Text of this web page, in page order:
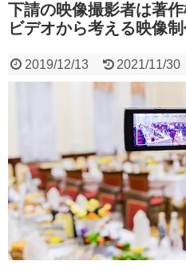
下請の映像撮影者は著
ビデオから考える映像
2019/12/13 2021/11/30